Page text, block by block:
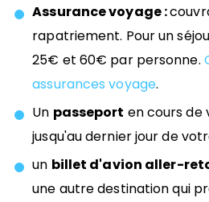
Assurance voyage :
rapatriement. Pour un
25€ et 60€ par personne.
assurances voyage.
Un passeport en cours de
jusqu'au dernier jour de
un billet d'avion aller-
une autre destination qui